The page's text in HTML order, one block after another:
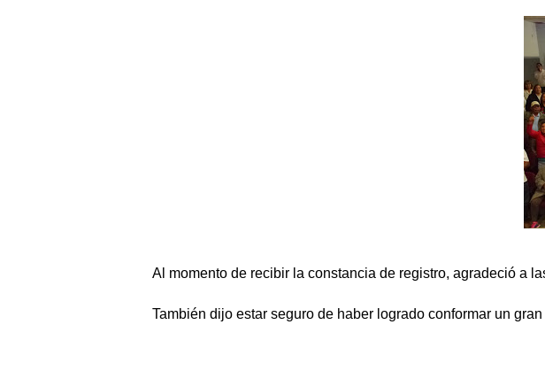
Al momento de recibir la constancia de registro, agradeció a
También dijo estar seguro de haber logrado conformar un